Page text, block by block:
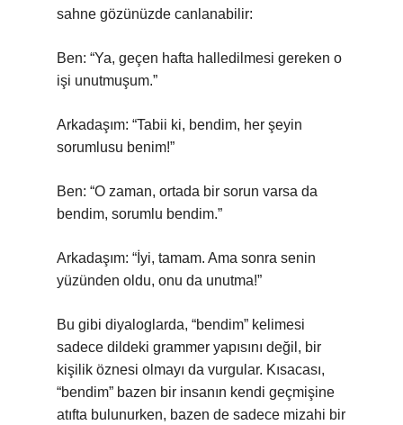
sahne gözünüzde canlanabilir:
Ben: “Ya, geçen hafta halledilmesi gereken o
işi unutmuşum.”
Arkadaşım: “Tabii ki, bendim, her şeyin
sorumlusu benim!”
Ben: “O zaman, ortada bir sorun varsa da
bendim, sorumlu bendim.”
Arkadaşım: “İyi, tamam. Ama sonra senin
yüzünden oldu, onu da unutma!”
Bu gibi diyaloglarda, “bendim” kelimesi
sadece dildeki grammer yapısını değil, bir
kişilik öznesi olmayı da vurgular. Kısacası,
“bendim” bazen bir insanın kendi geçmişine
atıfta bulunurken, bazen de sadece mizahi bir